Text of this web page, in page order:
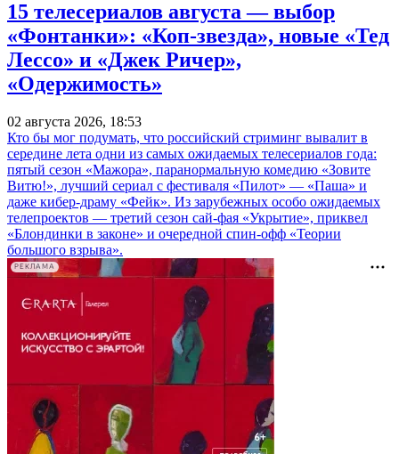
15 телесериалов августа — выбор
«Фонтанки»: «Коп-звезда», новые «Тед
Лессо» и «Джек Ричер»,
«Одержимость»
02 августа 2026, 18:53
Кто бы мог подумать, что российский стриминг вывалит в
середине лета одни из самых ожидаемых телесериалов года:
пятый сезон «Мажора», паранормальную комедию «Зовите
Витю!», лучший сериал с фестиваля «Пилот» — «Паша» и
даже кибер-драму «Фейк». Из зарубежных особо ожидаемых
телепроектов — третий сезон сай-фая «Укрытие», приквел
«Блондинки в законе» и очередной спин-офф «Теории
большого взрыва».
РЕКЛАМА